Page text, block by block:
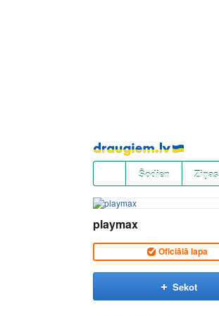
Pāriet
uz
saturu
Šodien Ziņas
playmax
Oficiālā lapa
Sekot